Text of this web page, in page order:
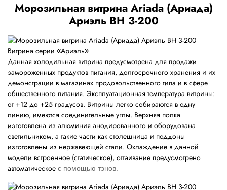
Морозильная витрина Ariada (Ариада)
Ариэль ВН 3-200
Витрина серии «Ариэль»
Данная холодильная витрина предусмотрена для продажи
замороженных продуктов питания, долгосрочного хранения и их
демонстрации в магазинах продовольственного типа и в сфере
общественного питания. Эксплуатационная температура витрины:
от +12 до +25 градусов. Витрины легко собираются в одну
линию, имеются соединительные углы. Верхняя полка
изготовлена из алюминия анодированного и оборудована
светильником, а такие части как столешница и поддоны
изготовлены из нержавеющей стали. Охлаждение в данной
модели встроенное (статическое), оттаивание предусмотрено
автоматическое с помощью тэнов.